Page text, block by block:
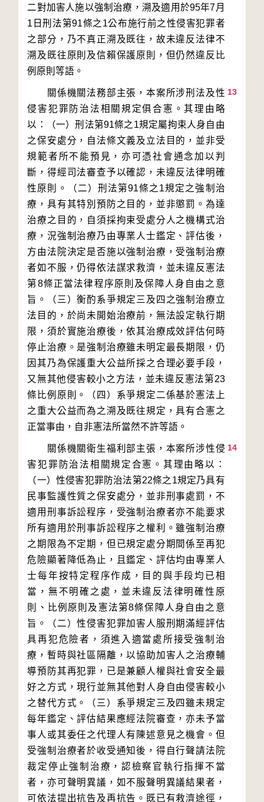
二對加害人施以強制治療，溯及適用於95年7月
1日刑法第91條之1公布施行前之性侵害犯罪者
之部分，乃不真正溯及既往，故未違反法律不
溯及既往原則及信賴保護原則，但仍然違反比
13
關係機關法務部主張，本案所涉刑法及性
侵害犯罪防治法相關規定俱合憲。其理由略
以：（一）刑法第91條之1規定屬拘束人身自由
之保安處分，自法條文義及立法目的，並非受
規範者所不能預見，亦可憑社會通念加以判
斷，得經司法審查予以確認，未違反法律明確
性原則。（二）刑法第91條之1規定之強制治
療，具有其特別預防之目的，並非懲罰。為達
治療之目的，自須採拘束受處分人之機構式治
療，況強制治療乃由專業人士鑑定、評估後，
方由法院決定是否施以強制治療，受強制治療
者如不服，仍得依法謀求救濟，並未違反憲法
第8條正當法律程序原則及保障人身自由之意
旨。（三）衡酌系爭規定三及四之強制治療立
法目的，於尚未開始治療前，無法設定執行期
限，須於實施治療後，依其治療成效評估何時
停止治療。是強制治療雖未明定最長期限，仍
因其乃為保護重大公益所採之合理必要手段，
又無其他侵害較小之方法，並未違反憲法第23
條比例原則。（四）系爭規定二係基於憲法上
之重大公益而為之溯及既往規定，具有合憲之
14
關係機關衛生福利部主張，本案所涉性侵
害犯罪防治法相關規定合憲。其理由略以：
（一）性侵害犯罪防治法第22條之1規定乃具有
民事監護性質之保安處分，並非刑事處罰，不
適用刑事訴訟程序，受強制治療者亦不能要求
所有適用於刑事訴訟程序之權利。雖強制治療
之期限為不定期，但已規定處分期間係至再犯
危險顯著降低為止，且鑑定、評估均由專業人
士每年按特定程序作成，目的與手段均已相
當，無不明確之處，並未違反法律明確性原
則、比例原則及憲法第8條保障人身自由之意
旨。（二）性侵害犯罪加害人服刑期滿經評估
具再犯危險者，須進入適當處所接受強制治
療，暫時與社區隔離，以協助加害人之治療輔
導預防其再犯罪，已是兼顧人權與社會安全最
好之方式，現行並無其他對人身自由侵害較小
之替代方式。（三）系爭規定三及四雖未規定
每年鑑定、評估結果應經法院審查，亦未予當
事人或其委任之代理人有陳述意見之機會。但
受強制治療者於收受通知後，得自行聲請法院
裁定停止強制治療，認檢察官執行指揮不當
者，亦可聲明異議，如不服聲明異議結果者，
可依法提出抗告及再抗告。既已有救濟途徑，